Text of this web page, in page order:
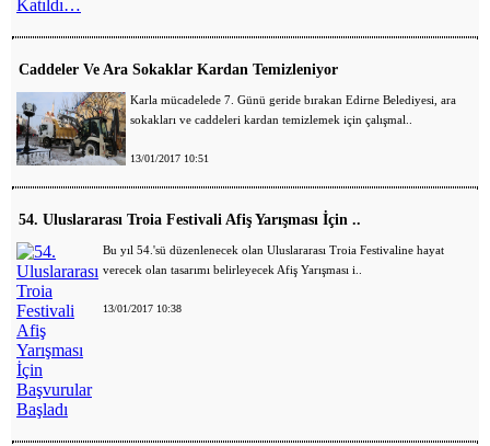
Caddeler Ve Ara Sokaklar Kardan Temizleniyor
Karla mücadelede 7. Günü geride bırakan Edirne Belediyesi, ara
sokakları ve caddeleri kardan temizlemek için çalışmal..
13/01/2017 10:51
54. Uluslararası Troia Festivali Afiş Yarışması İçin ..
Bu yıl 54.'sü düzenlenecek olan Uluslararası Troia Festivaline hayat
verecek olan tasarımı belirleyecek Afiş Yarışması i..
13/01/2017 10:38